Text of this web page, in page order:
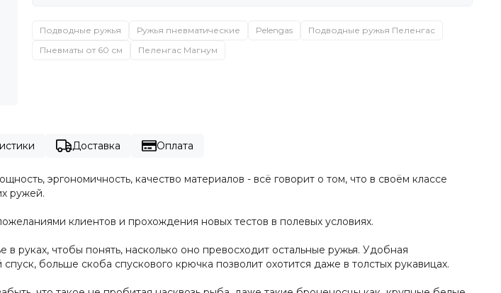
Подводные ружья Ружья пневматические Pelengas
Подводные ружья Пеленгас
Пневматы от 60 см
Пеленгас Магнум
Доставка Оплата
эргономичность, качество материалов - всё говорит о том, что в своём классе
ружей.
клиентов и прохождения новых тестов в полевых условиях.
руках, чтобы понять, насколько оно превосходит остальные ружья. Удобная
больше скоба спускового крючка позволит охотится даже в толстых рукавицах.